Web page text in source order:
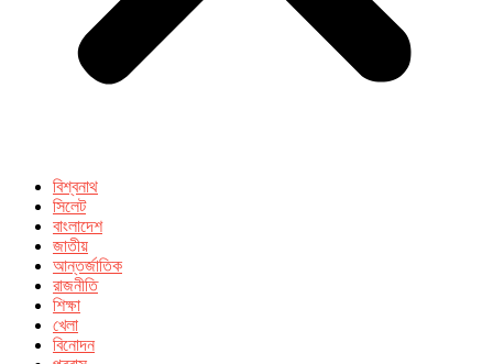
বিশ্বনাথ
সিলেট
বাংলাদেশ
জাতীয়
আন্তর্জাতিক
রাজনীতি
শিক্ষা
খেলা
বিনোদন